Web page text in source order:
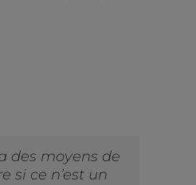
des moyens de
si ce n’est un